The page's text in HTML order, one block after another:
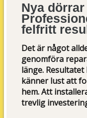
Nya
felfritt
Det är något
genomföra
länge.
känner lust att
hem. Att
trevlig